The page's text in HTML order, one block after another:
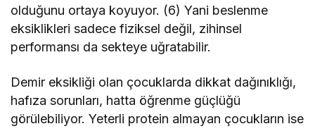
olduğunu ortaya koyuyor. (6) Yani beslenme
eksiklikleri sadece fiziksel değil, zihinsel
performansı da sekteye uğratabilir.
Demir eksikliği olan çocuklarda dikkat dağınıklığı,
hafıza sorunları, hatta öğrenme güçlüğü
görülebiliyor. Yeterli protein almayan çocukların ise